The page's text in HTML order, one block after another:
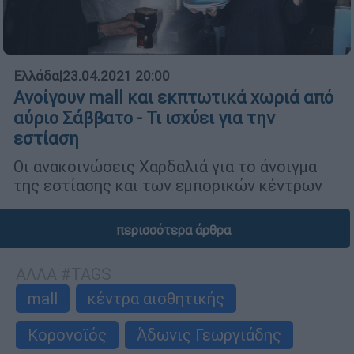
Ελλάδα|23.04.2021 20:00
Ανοίγουν mall και εκπτωτικά χωριά από
αύριο Σάββατο - Τι ισχύει για την
εστίαση
Οι ανακοινώσεις Χαρδαλιά για το άνοιγμα
της εστίασης και των εμπορικών κέντρων
περισσότερα άρθρα
mall
κέντρα αισθητικής
Κορονοϊός
Άδωνις Γεωργιάδης